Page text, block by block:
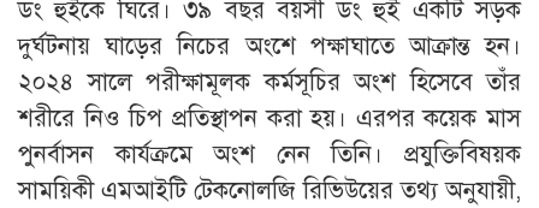
ডং হুইকে ঘিরে। ৩৯ বছর বয়সী ডং হুই একটি সড়ক
দুর্ঘটনায় ঘাড়ের নিচের অংশে পক্ষাঘাতে আক্রান্ত হন।
২০২৪ সালে পরীক্ষামূলক কর্মসূচির অংশ হিসেবে তাঁর
শরীরে নিও চিপ প্রতিস্থাপন করা হয়। এরপর কয়েক মাস
পুনর্বাসন কার্যক্রমে অংশ নেন তিনি। প্রযুক্তিবিষয়ক
সাময়িকী এমআইটি টেকনোলজি রিভিউয়ের তথ্য অনুযায়ী,